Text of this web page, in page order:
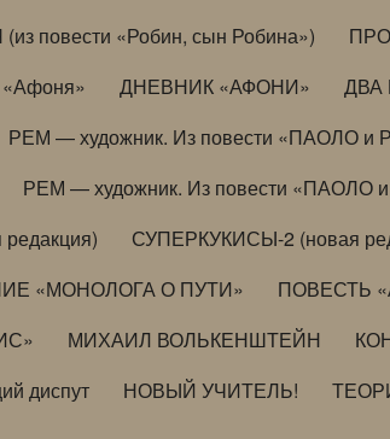
повести «Робин, сын Робина»)
ПРО
«Афоня» ДНЕВНИК «АФОНИ» ДВА
РЕМ — художник. Из повести «ПАОЛО и
РЕМ — художник. Из повести «ПАОЛО
СУПЕРКУКИСЫ-2 (новая
«МОНОЛОГА О ПУТИ» ПОВЕСТЬ
МИХАИЛ ВОЛЬКЕНШТЕЙН
диспут НОВЫЙ УЧИТЕЛЬ!